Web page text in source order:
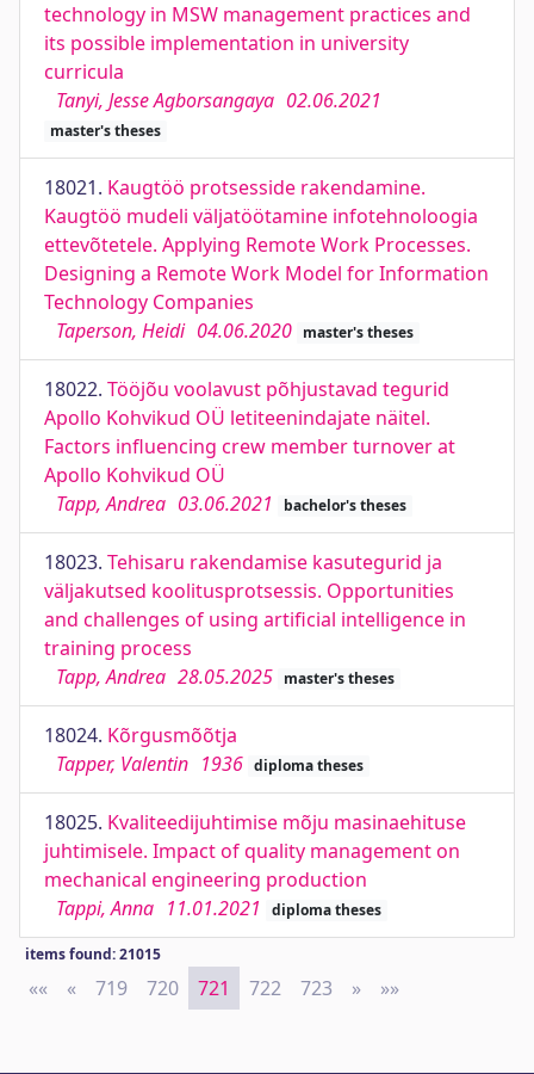
technology in MSW management practices and
its possible implementation in university
curricula
Tanyi, Jesse Agborsangaya 02.06.2021
master's theses
18021. Kaugtöö protsesside rakendamine.
Kaugtöö mudeli väljatöötamine infotehnoloogia
ettevõtetele. Applying Remote Work Processes.
Designing a Remote Work Model for Information
Technology Companies
Taperson, Heidi 04.06.2020 master's theses
18022. Tööjõu voolavust põhjustavad tegurid
Apollo Kohvikud OÜ letiteenindajate näitel.
Factors influencing crew member turnover at
Apollo Kohvikud OÜ
Tapp, Andrea 03.06.2021 bachelor's theses
18023. Tehisaru rakendamise kasutegurid ja
väljakutsed koolitusprotsessis. Opportunities
and challenges of using artificial intelligence in
training process
Tapp, Andrea 28.05.2025 master's theses
18024. Kõrgusmõõtja
Tapper, Valentin 1936 diploma theses
18025. Kvaliteedijuhtimise mõju masinaehituse
juhtimisele. Impact of quality management on
mechanical engineering production
Tappi, Anna 11.01.2021 diploma theses
items found: 21015
«« First
« Previous
719 720 721 722 723 » Next
»»